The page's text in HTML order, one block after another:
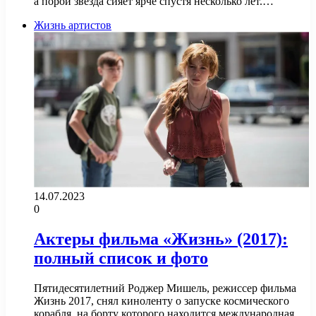
Жизнь артистов
14.07.2023
0
Актеры фильма «Жизнь» (2017):
полный список и фото
Пятидесятилетний Роджер Мишель, режиссер фильма
Жизнь 2017, снял киноленту о запуске космического
корабля, на борту которого находится международная